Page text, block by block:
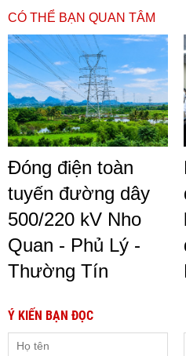
CÓ THỂ BẠN QUAN TÂM
Đóng điện toàn
tuyến đường dây
500/220 kV Nho
Quan - Phủ Lý -
Thường Tín
Ý KIẾN BẠN ĐỌC